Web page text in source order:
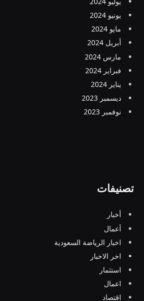
يونيو 2024
مايو 2024
أبريل 2024
مارس 2024
فبراير 2024
يناير 2024
ديسمبر 2023
نوفمبر 2023
تصنيفات
أخبار
أعمال
اخبار الرياضة السعودية
اخر الاخبار
استثمار
اعمال
اقتصاد